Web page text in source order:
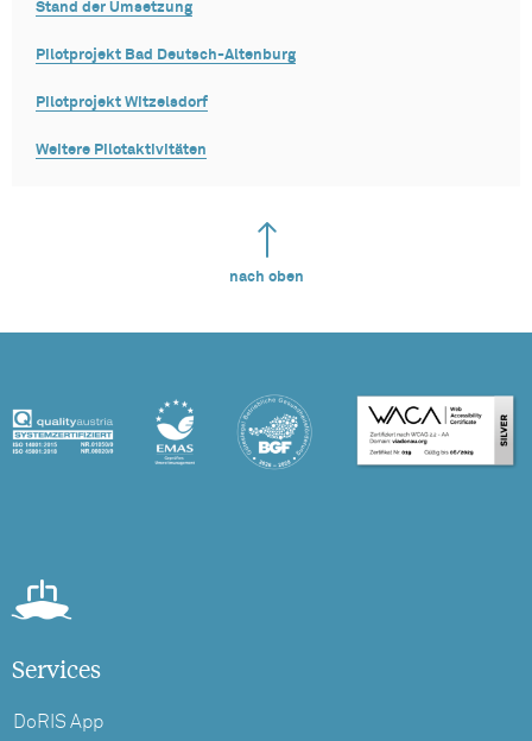
Stand der Umsetzung
Pilotprojekt Bad Deutsch-Altenburg
Pilotprojekt Witzelsdorf
Weitere Pilotaktivitäten
nach oben
Services
DoRIS App